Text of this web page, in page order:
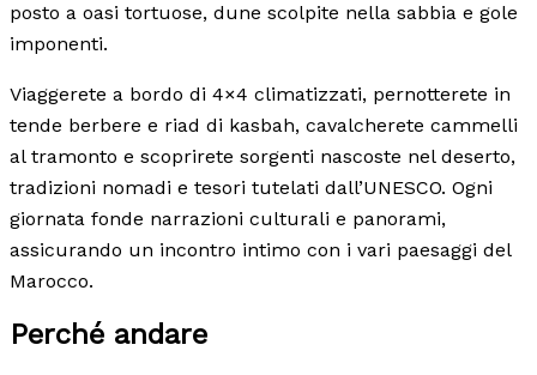
posto a oasi tortuose, dune scolpite nella sabbia e gole
imponenti.
Viaggerete a bordo di 4×4 climatizzati, pernotterete in
tende berbere e riad di kasbah, cavalcherete cammelli
al tramonto e scoprirete sorgenti nascoste nel deserto,
tradizioni nomadi e tesori tutelati dall’UNESCO. Ogni
giornata fonde narrazioni culturali e panorami,
assicurando un incontro intimo con i vari paesaggi del
Marocco.
Perché andare